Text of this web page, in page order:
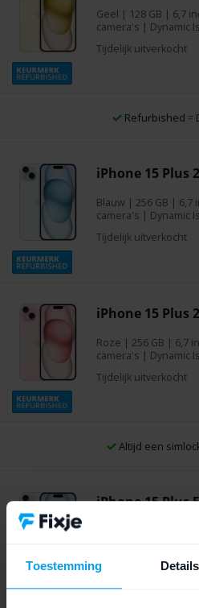
Toestemming Details
Geel | 128 GB | 6,7
camera's | Dynamic
Tijdelijk uitverkocht
iPhone 15 Plus
Blauw | 256 GB | 6,7
camera's | Dynamic
Tijdelijk uitverkocht
iPhone 15 Plus
Roze | 256 GB | 6,7
camera's | Dynamic
Tijdelijk uitverkocht
iPhone 15 Plus
Tijdelijk uitverkocht